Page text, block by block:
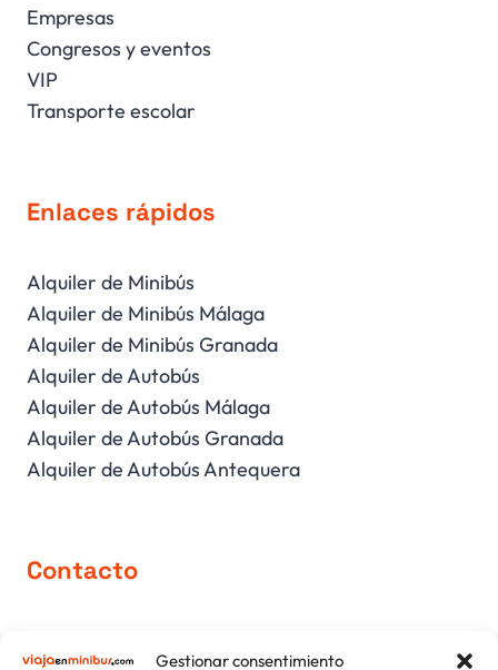
Gestionar consentimiento
Empresas
Congresos y eventos
VIP
Transporte escolar
Enlaces rápidos
Alquiler de Minibús
Alquiler de Minibús Málaga
Alquiler de Minibús Granada
Alquiler de Autobús
Alquiler de Autobús Málaga
Alquiler de Autobús Granada
Alquiler de Autobús Antequera
Contacto